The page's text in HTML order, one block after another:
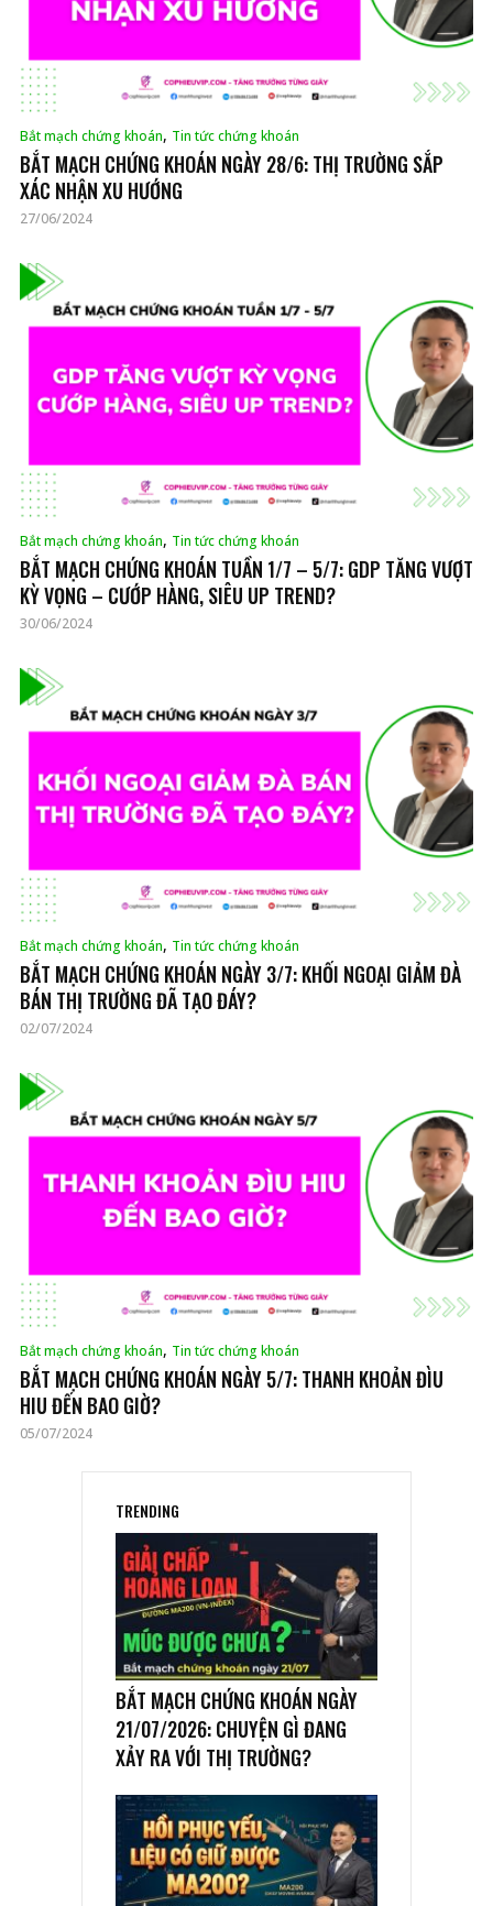
Bắt mạch chứng khoán, Tin tức chứng khoán
BẮT MẠCH CHỨNG KHOÁN NGÀY 28/6: THỊ TRƯỜNG SẮP
XÁC NHẬN XU HƯỚNG
27/06/2024
Bắt mạch chứng khoán, Tin tức chứng khoán
BẮT MẠCH CHỨNG KHOÁN TUẦN 1/7 – 5/7: GDP TĂNG VƯỢT
KỲ VỌNG – CƯỚP HÀNG, SIÊU UP TREND?
30/06/2024
Bắt mạch chứng khoán, Tin tức chứng khoán
BẮT MẠCH CHỨNG KHOÁN NGÀY 3/7: KHỐI NGOẠI GIẢM ĐÀ
BÁN THỊ TRƯỜNG ĐÃ TẠO ĐÁY?
02/07/2024
Bắt mạch chứng khoán, Tin tức chứng khoán
BẮT MẠCH CHỨNG KHOÁN NGÀY 5/7: THANH KHOẢN ĐÌU
HIU ĐẾN BAO GIỜ?
05/07/2024
TRENDING
BẮT MẠCH CHỨNG KHOÁN NGÀY
21/07/2026: CHUYỆN GÌ ĐANG
XẢY RA VỚI THỊ TRƯỜNG?